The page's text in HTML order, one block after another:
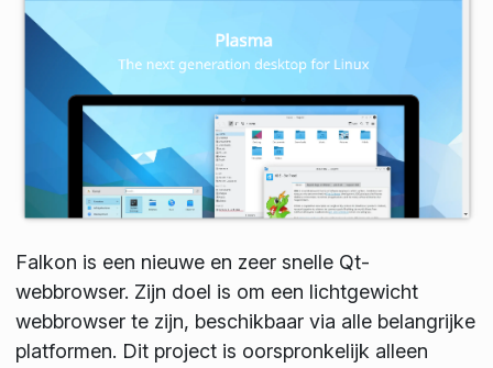
Falkon is een nieuwe en zeer snelle Qt-
webbrowser. Zijn doel is om een lichtgewicht
webbrowser te zijn, beschikbaar via alle belangrijke
platformen. Dit project is oorspronkelijk alleen